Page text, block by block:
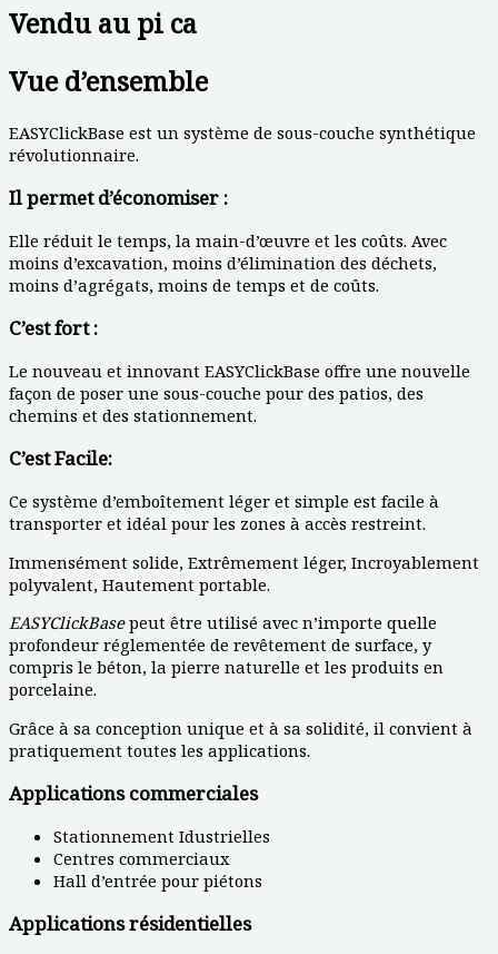
Vendu au pi ca
Vue d’ensemble
EASYClickBase est un système de sous-couche synthétique
révolutionnaire.
Il permet d’économiser :
Elle réduit le temps, la main-d’œuvre et les coûts. Avec
moins d’excavation, moins d’élimination des déchets,
moins d’agrégats, moins de temps et de coûts.
C’est fort :
Le nouveau et innovant EASYClickBase offre une nouvelle
façon de poser une sous-couche pour des patios, des
chemins et des stationnement.
C’est Facile:
Ce système d’emboîtement léger et simple est facile à
transporter et idéal pour les zones à accès restreint.
Immensément solide, Extrêmement léger, Incroyablement
polyvalent, Hautement portable.
EASYClickBasepeut être utilisé avec n’importe quelle
profondeur réglementée de revêtement de surface, y
compris le béton, la pierre naturelle et les produits en
porcelaine.
Grâce à sa conception unique et à sa solidité, il convient à
pratiquement toutes les applications.
Applications commerciales
Stationnement Idustrielles
Centres commerciaux
Hall d’entrée pour piétons
Applications résidentielles